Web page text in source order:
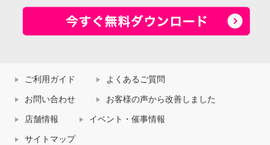
ご利用ガイド よくあるご質問
お問い合わせ お客様の声から改善しました
店舗情報 イベント・催事情報
サイトマップ